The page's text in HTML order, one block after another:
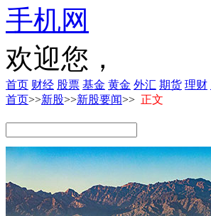
手机网
欢迎您，
首页 财经 股票 基金 黄金 外汇 期货 理财
首页>>新股>>新股要闻>> 正文